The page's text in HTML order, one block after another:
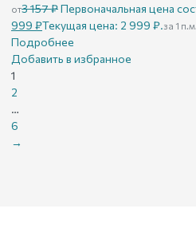
от3 157₽Первоначальная цена
999 ₽Текущая цена: 2 999 ₽.за 1 п.м.
Подробнее
Добавить в избранное
1
2
…
6
→